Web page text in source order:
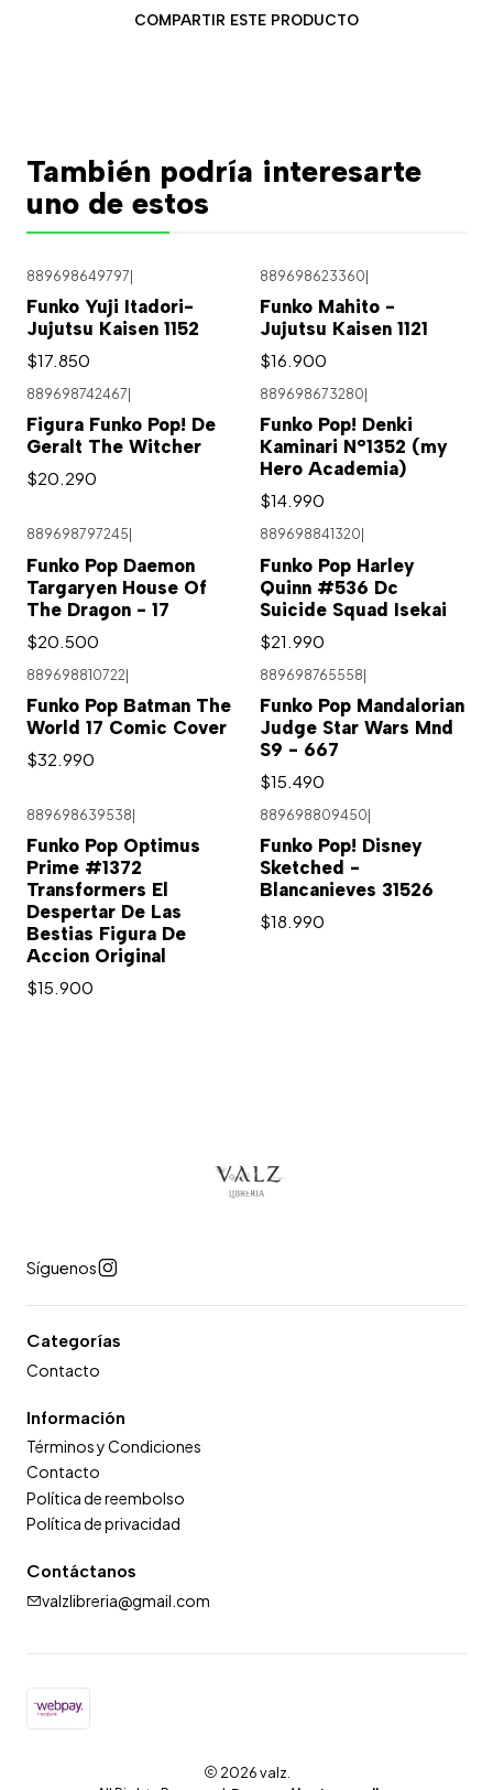
COMPARTIR ESTE PRODUCTO
También podría interesarte
uno de estos
889698649797|
Funko Yuji Itadori-
Jujutsu Kaisen 1152
$17.850
889698623360|
Funko Mahito -
Jujutsu Kaisen 1121
$16.900
889698742467
Figura Funko Pop! De
Geralt The Witcher
$20.290
889698673280
Funko Pop! Denki
Kaminari N°1352 (my
Hero Academia)
$14.990
889698797245
Funko Pop Daemon
Targaryen House Of
The Dragon - 17
$20.500
889698841320
Funko Pop Harley
Quinn #536 Dc
Suicide Squad Isekai
$21.990
889698810722|
Funko Pop Batman The
World 17 Comic Cover
$32.990
889698765558|
Funko Pop Mandalorian
Judge Star Wars Mnd
S9 - 667
$15.490
889698639538
Funko Pop Optimus
Prime #1372
Transformers El
Despertar De Las
Bestias Figura De
Accion Original
$15.900
889698809450
Funko Pop! Disney
Sketched -
Blancanieves 31526
$18.990
Síguenos
Categorías
Contacto
Información
Términos y Condiciones
Contacto
Política de reembolso
Política de privacidad
Contáctanos
valzlibreria@gmail.com
2026 valz.